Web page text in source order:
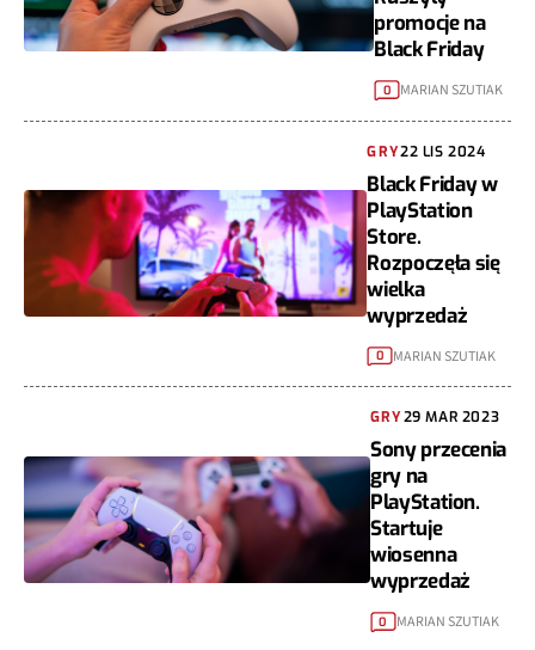
promocje na
Black Friday
0 MARIAN SZUTIAK
GRY22 LIS 2024
Black Friday w
PlayStation
Store.
Rozpoczęła się
wielka
wyprzedaż
0 MARIAN SZUTIAK
GRY29 MAR 2023
Sony przecenia
gry na
PlayStation.
Startuje
wiosenna
wyprzedaż
0 MARIAN SZUTIAK